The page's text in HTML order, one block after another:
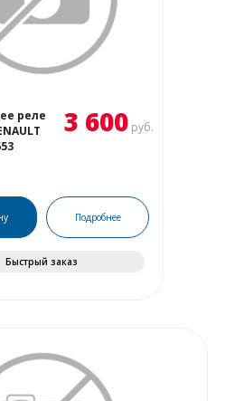
реле
3 600 руб.
Подробнее
Быстрый заказ